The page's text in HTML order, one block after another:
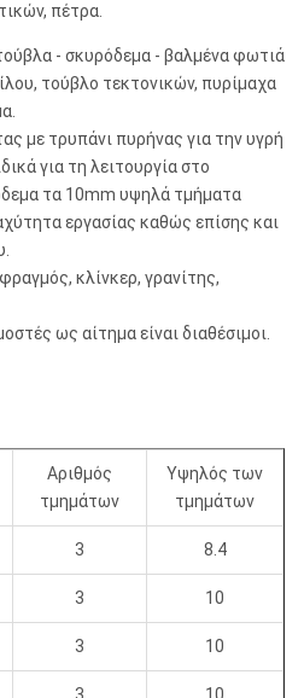
πέτρα.
- σκυρόδεμα - βαλμένα φωτιά
τούβλο τεκτονικών, πυρίμαχα
με τρυπάνι πυρήνας για την υγρή
για τη λειτουργία στο
τα 10mm υψηλά τμήματα
εργασίας καθώς επίσης και
κλίνκερ, γρανίτης,
ως αίτημα είναι διαθέσιμοι.
Αριθμός
τμημάτων
Υψηλός των
τμημάτων
3 8.4
3 10
3 10